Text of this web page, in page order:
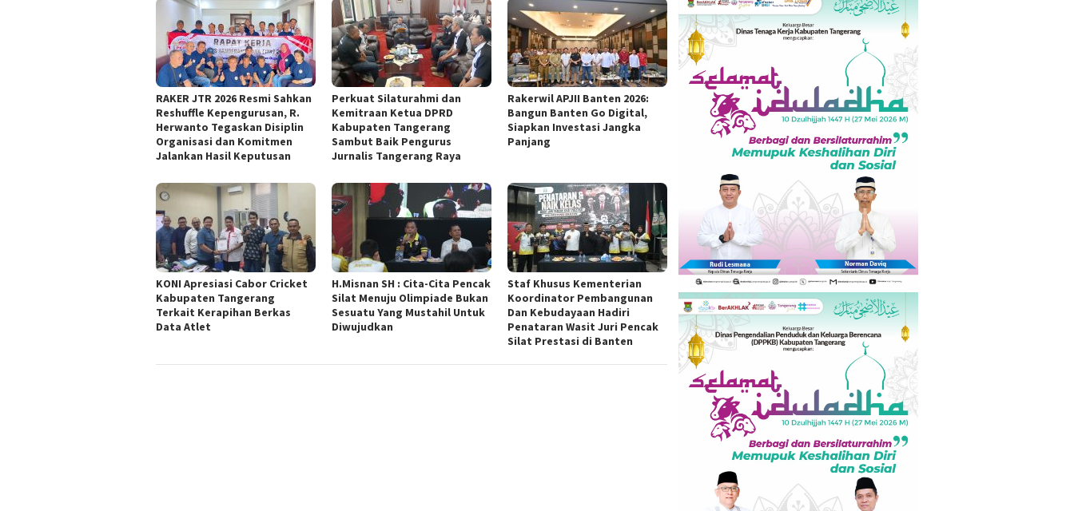
RAKER JTR 2026 Resmi Sahkan
Reshuffle Kepengurusan, R.
Herwanto Tegaskan Disiplin
Organisasi dan Komitmen
Jalankan Hasil Keputusan
Perkuat Silaturahmi dan
Kemitraan Ketua DPRD
Kabupaten Tangerang
Sambut Baik Pengurus
Jurnalis Tangerang Raya
Rakerwil APJII Banten 2026:
Bangun Banten Go Digital,
Siapkan Investasi Jangka
Panjang
KONI Apresiasi Cabor Cricket
Kabupaten Tangerang
Terkait Kerapihan Berkas
Data Atlet
H.Misnan SH : Cita-Cita Pencak
Silat Menuju Olimpiade Bukan
Sesuatu Yang Mustahil Untuk
Diwujudkan
Staf Khusus Kementerian
Koordinator Pembangunan
Dan Kebudayaan Hadiri
Penataran Wasit Juri Pencak
Silat Prestasi di Banten